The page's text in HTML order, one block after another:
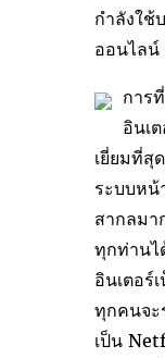
กำลังใช้
ออนไลน์
การ
อินเ
เยี่ยมที่สุ
ระบบหน้
สากลมา
ทุกท่านไ
อินเตอร์
ทุกคนจะ
เป็น